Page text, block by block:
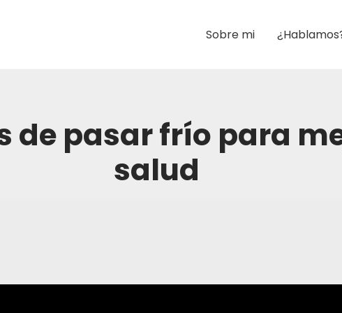
Sobre mi
de pasar frío para
salud